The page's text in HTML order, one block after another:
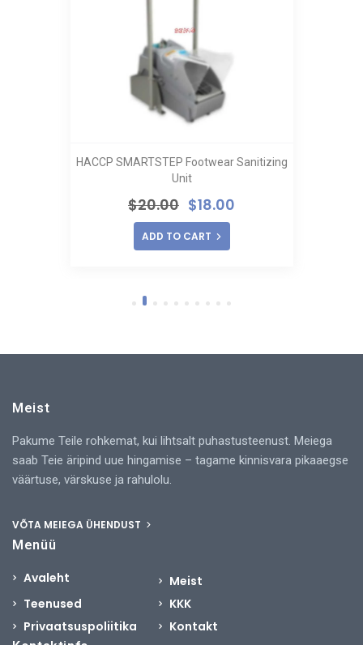
HACCP SMARTSTEP Footwear Sanitizing
Unit
$20.00 $18.00
ADD TO CART
Meist
Pakume Teile rohkemat, kui lihtsalt puhastusteenust. Meiega
saab Teie äripind uue hingamise – tagame kinnisvara pikaaegse
väärtuse, värskuse ja rahulolu.
VÕTA MEIEGA ÜHENDUST
Menüü
Avaleht
Meist
Teenused
KKK
Privaatsuspoliitika
Kontakt